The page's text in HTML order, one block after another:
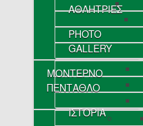
ΑΘΛΗΤΡΙΕΣ
PHOTO
GALLERY
ΜΟΝΤΕΡΝΟ
ΠΕΝΤΑΘΛΟ
ΙΣΤΟΡΙΑ